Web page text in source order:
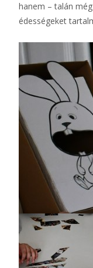
hanem – talán
édességeket